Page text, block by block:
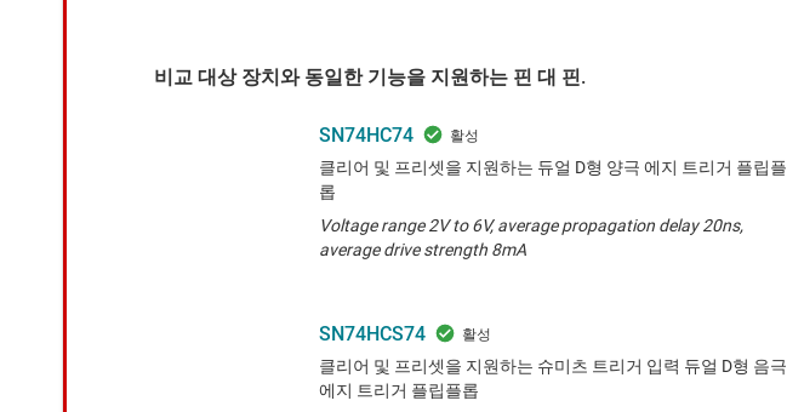
비교 대상 장치와 동일한 기능을 지원하는 핀 대 핀.
SN74HC74
클리어 및 프리셋을 지원하는 듀얼 D형 양극 에지 트리거 플립플
롭
Voltage range 2V to 6V, average propagation delay 20ns,
average drive strength 8mA
SN74HCS74
클리어 및 프리셋을 지원하는 슈미츠 트리거 입력 듀얼 D형 음극
에지 트리거 플립플롭